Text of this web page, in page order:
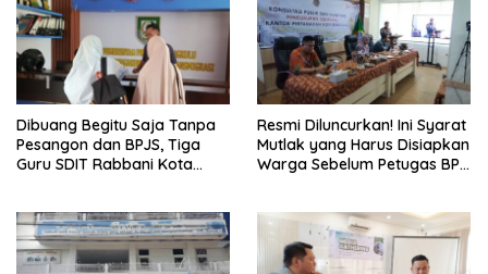
Dibuang Begitu Saja Tanpa
Pesangon dan BPJS, Tiga
Guru SDIT Rabbani Kota
Resmi Diluncurkan! Ini Syarat
Mutlak yang Harus Disiapkan
Warga Sebelum Petugas BPN